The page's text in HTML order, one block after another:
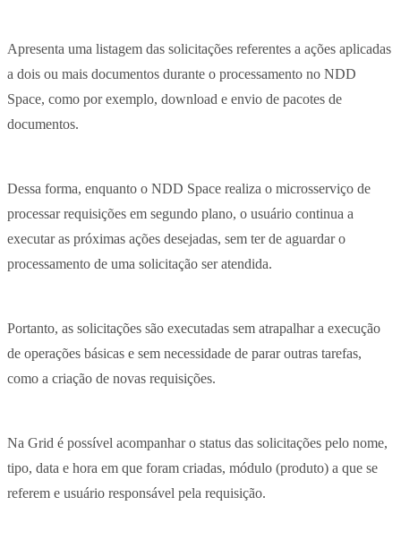
Apresenta uma listagem das solicitações referentes a ações aplicadas
a dois ou mais documentos durante o processamento no NDD
Space, como por exemplo, download e envio de pacotes de
documentos.
Dessa forma, enquanto o NDD Space realiza o microsserviço de
processar requisições em segundo plano, o usuário continua a
executar as próximas ações desejadas, sem ter de aguardar o
processamento de uma solicitação ser atendida.
Portanto, as solicitações são executadas sem atrapalhar a execução
de operações básicas e sem necessidade de parar outras tarefas,
como a criação de novas requisições.
Na Grid é possível acompanhar o status das solicitações pelo nome,
tipo, data e hora em que foram criadas, módulo (produto) a que se
referem e usuário responsável pela requisição.